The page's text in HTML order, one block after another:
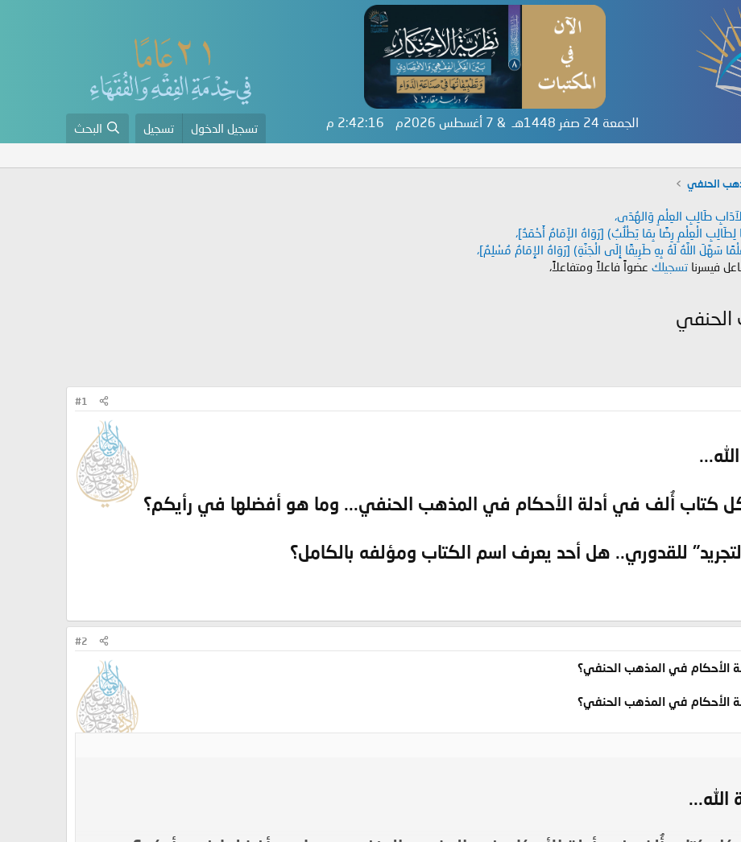
الجمعة 24 صفر 1448هـ & 7 أغسطس 2026م 2:42:17 م تسجيل الدخول تسجيل البحث
الحنفي
طَالِبِ العِلْمِ وَالهُدَى،
لِطَالِبِ الْعِلْمِ رِضًا بِمَا يَطْلُبُ) [رَوَاهُ الإَمَامُ أَحْمَدُ]،
سَهَّلَ اللَّهُ لَهُ بِهِ طَرِيقًا إِلَى الْجَنَّةِ) [رَوَاهُ الإِمَامُ مُسْلِمٌ]،
فيسرنا تسجيلك عضواً فاعلاً ومتفاعلاً،
الحنفي
#1
كتاب أُلف في أدلة الأحكام في المذهب الحنفي... وما هو أفضلها في رأيكم؟
للقدوري.. هل أحد يعرف اسم الكتاب ومؤلفه بالكامل؟
#2
الأحكام في المذهب الحنفي؟
الأحكام في المذهب الحنفي؟
الله...